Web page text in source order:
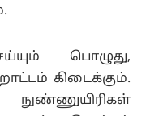
பொழுது,
கிடைக்கும்.